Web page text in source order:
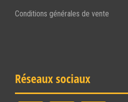
Conditions générales de vente
Réseaux sociaux